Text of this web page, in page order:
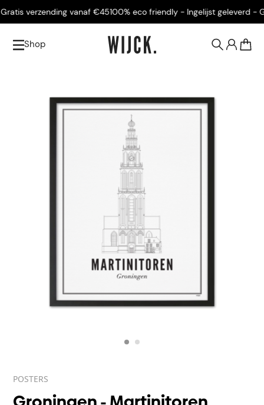
verzending vanaf €45100% eco friendly - Ingelijst geleverd -
Shop
POSTERS